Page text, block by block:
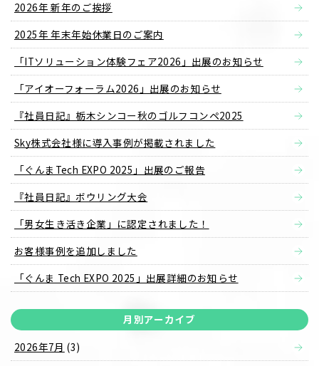
2026年 新年のご挨拶
2025年 年末年始休業日のご案内
「ITソリューション体験フェア2026」出展のお知らせ
「アイオーフォーラム2026」出展のお知らせ
『社員日記』栃木シンコー秋のゴルフコンペ2025
Sky株式会社様に導入事例が掲載されました
「ぐんまTech EXPO 2025」出展のご報告
『社員日記』ボウリング大会
「男女生き活き企業」に認定されました！
お客様事例を追加しました
「ぐんま Tech EXPO 2025」出展詳細のお知らせ
月別アーカイブ
2026年7月 (3)